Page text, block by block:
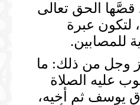
الحق تعالى
لتكون عبرة
للمصابين.
وجل من ذلك: ما
عليه الصلاة
يوسف ثم أخيه،